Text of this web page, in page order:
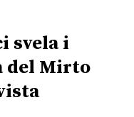
svela i
del Mirto